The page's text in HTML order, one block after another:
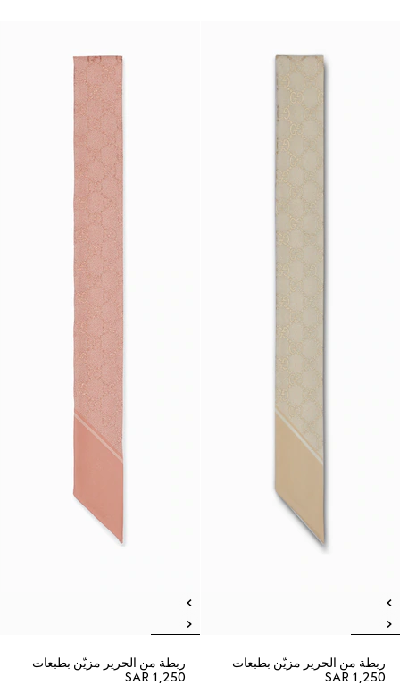
ربطة من الحرير مزيّن بطبعات
SAR 1,250
ربطة من الحرير مزيّن بطبعات
SAR 1,250